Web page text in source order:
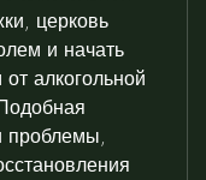
церковь
и начать
алкогольной
проблемы,